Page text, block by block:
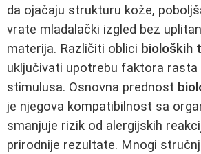
da ojačaju strukturu kože,
vrate mladalački izgled bez
materija. Različiti oblici bioloških
uključivati upotrebu faktora rasta
stimulusa. Osnovna prednost
je njegova kompatibilnost sa
smanjuje rizik od alergijskih
prirodnije rezultate. Mnogi